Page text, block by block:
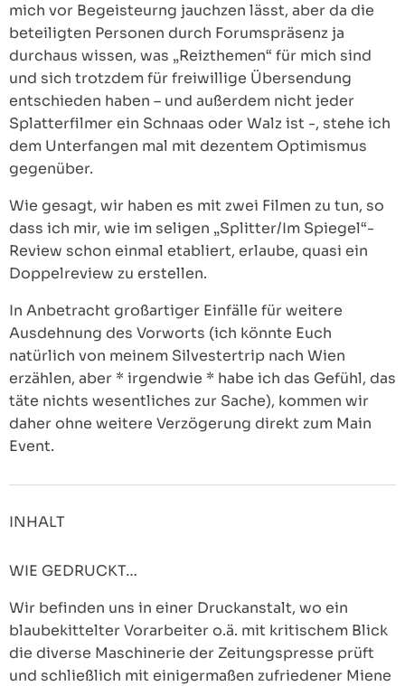
mich vor Begeisteurng jauchzen lässt, aber da die
beteiligten Personen durch Forumspräsenz ja
durchaus wissen, was „Reizthemen“ für mich sind
und sich trotzdem für freiwillige Übersendung
entschieden haben – und außerdem nicht jeder
Splatterfilmer ein Schnaas oder Walz ist -, stehe ich
dem Unterfangen mal mit dezentem Optimismus
gegenüber.
Wie gesagt, wir haben es mit zwei Filmen zu tun, so
dass ich mir, wie im seligen „Splitter/Im Spiegel“-
Review schon einmal etabliert, erlaube, quasi ein
Doppelreview zu erstellen.
In Anbetracht großartiger Einfälle für weitere
Ausdehnung des Vorworts (ich könnte Euch
natürlich von meinem Silvestertrip nach Wien
erzählen, aber * irgendwie * habe ich das Gefühl, das
täte nichts wesentliches zur Sache), kommen wir
daher ohne weitere Verzögerung direkt zum Main
Event.
INHALT
WIE GEDRUCKT…
Wir befinden uns in einer Druckanstalt, wo ein
blaubekittelter Vorarbeiter o.ä. mit kritischem Blick
die diverse Maschinerie der Zeitungspresse prüft
und schließlich mit einigermaßen zufriedener Miene